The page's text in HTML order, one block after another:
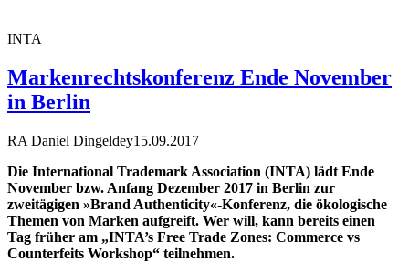
INTA
Markenrechtskonferenz Ende November
in Berlin
RA Daniel Dingeldey15.09.2017
Die International Trademark Association (INTA) lädt Ende
November bzw. Anfang Dezember 2017 in Berlin zur
zweitägigen »Brand Authenticity«-Konferenz, die ökologische
Themen von Marken aufgreift. Wer will, kann bereits einen
Tag früher am „INTA’s Free Trade Zones: Commerce vs
Counterfeits Workshop“ teilnehmen.